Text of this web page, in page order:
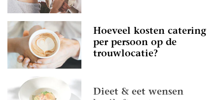
Hoeveel kosten catering
per persoon op de
trouwlocatie?
Dieet & eet wensen